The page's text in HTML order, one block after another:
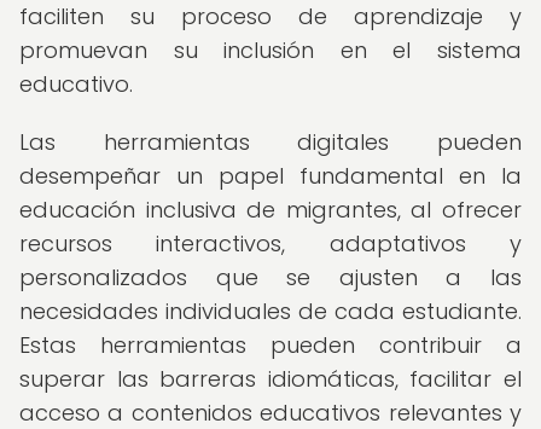
faciliten su proceso de aprendizaje y
promuevan su inclusión en el sistema
educativo.
Las herramientas digitales pueden
desempeñar un papel fundamental en la
educación inclusiva de migrantes, al ofrecer
recursos interactivos, adaptativos y
personalizados que se ajusten a las
necesidades individuales de cada estudiante.
Estas herramientas pueden contribuir a
superar las barreras idiomáticas, facilitar el
acceso a contenidos educativos relevantes y